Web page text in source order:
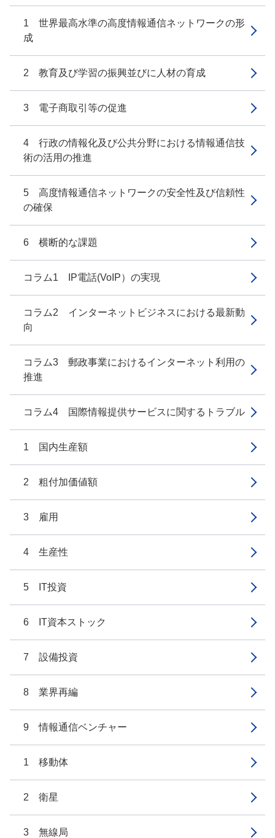
1 世界最高水準の高度情報通信ネットワークの形
成
2 教育及び学習の振興並びに人材の育成
3 電子商取引等の促進
4 行政の情報化及び公共分野における情報通信技
術の活用の推進
5 高度情報通信ネットワークの安全性及び信頼性
の確保
6 横断的な課題
コラム1 IP電話(VoIP）の実現
コラム2 インターネットビジネスにおける最新動
向
コラム3 郵政事業におけるインターネット利用の
推進
コラム4 国際情報提供サービスに関するトラブル
1 国内生産額
2 粗付加価値額
3 雇用
4 生産性
5 IT投資
6 IT資本ストック
7 設備投資
8 業界再編
9 情報通信ベンチャー
1 移動体
2 衛星
3 無線局